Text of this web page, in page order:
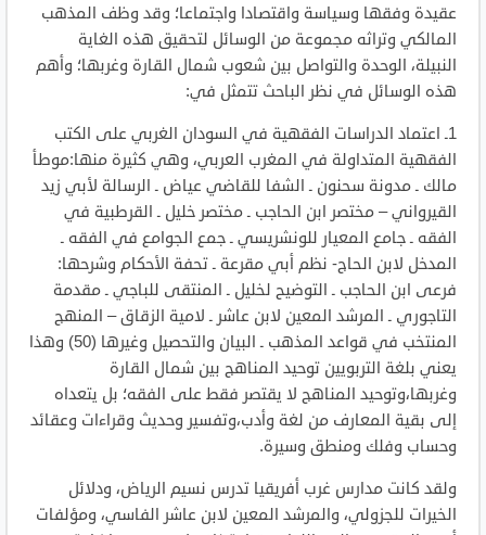
عقيدة وفقها وسياسة واقتصادا واجتماعا؛ وقد وظف المذهب
المالكي وتراثه مجموعة من الوسائل لتحقيق هذه الغاية
النبيلة، الوحدة والتواصل بين شعوب شمال القارة وغربها؛ وأهم
هذه الوسائل في نظر الباحث تتمثل في:
1ـ اعتماد الدراسات الفقهية في السودان الغربي على الكتب
الفقهية المتداولة في المغرب العربي، وهي كثيرة منها:موطأ
مالك ـ مدونة سحنون ـ الشفا للقاضي عياض ـ الرسالة لأبي زيد
القيرواني – مختصر ابن الحاجب ـ مختصر خليل ـ القرطبية في
الفقه ـ جامع المعيار للونشريسي ـ جمع الجوامع في الفقه ـ
المدخل لابن الحاج- نظم أبي مقرعة ـ تحفة الأحكام وشرحها:
فرعى ابن الحاجب ـ التوضيح لخليل ـ المنتقى للباجي ـ مقدمة
التاجوري ـ المرشد المعين لابن عاشر ـ لامية الزقاق – المنهج
المنتخب في قواعد المذهب ـ البيان والتحصيل وغيرها (50) وهذا
يعني بلغة التربويين توحيد المناهج بين شمال القارة
وغربها،وتوحيد المناهج لا يقتصر فقط على الفقه؛ بل يتعداه
إلى بقية المعارف من لغة وأدب،وتفسير وحديث وقراءات وعقائد
وحساب وفلك ومنطق وسيرة.
ولقد كانت مدارس غرب أفريقيا تدرس نسيم الرياض، ودلائل
الخيرات للجزولي، والمرشد المعين لابن عاشر الفاسي، ومؤلفات